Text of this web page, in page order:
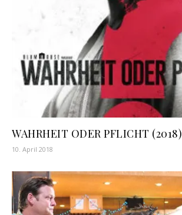
WAHRHEIT ODER PFLICHT (2018)
10. April 2018